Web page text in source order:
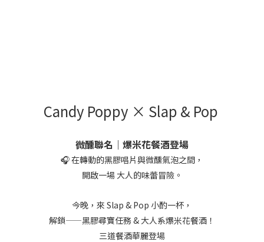
Candy Poppy × Slap & Pop
微醺聯名｜爆米花餐酒登場
🎧 在轉動的黑膠唱片與微醺氣泡之間，
開啟一場 大人的味蕾冒險。
今晚，來 Slap & Pop 小酌一杯，
解鎖——黑膠尋寶任務 & 大人系爆米花餐酒！
三道餐酒華麗登場